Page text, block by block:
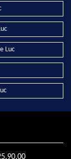
Luc